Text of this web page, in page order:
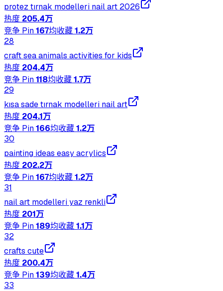
protez tırnak modelleri nail art 2026
热度 205.4万
竞争 Pin167均收藏1.2万
28
craft sea animals activities for kids
热度 204.4万
竞争 Pin118均收藏1.7万
29
kısa sade tırnak modelleri nail art
热度 204.1万
竞争 Pin166均收藏1.2万
30
painting ideas easy acrylics
热度 202.2万
竞争 Pin167均收藏1.2万
31
nail art modelleri yaz renkli
热度 201万
竞争 Pin189均收藏1.1万
32
crafts cute
热度 200.4万
竞争 Pin139均收藏1.4万
33